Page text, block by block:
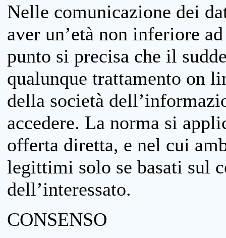
Nelle comunicazione dei
aver un’età non inferiore
punto si precisa che il
qualunque trattamento on
della società
accedere. La norma si
offerta diretta, e nel cui
legittimi solo se basati sul
dell’interessato.
CONSENSO